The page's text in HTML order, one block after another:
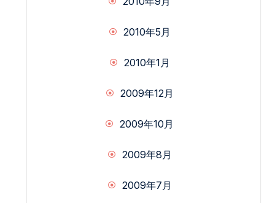
2010年5月
2010年1月
2009年12月
2009年10月
2009年8月
2009年7月